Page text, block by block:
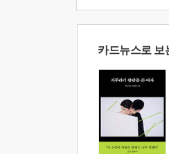
카드뉴스로 보